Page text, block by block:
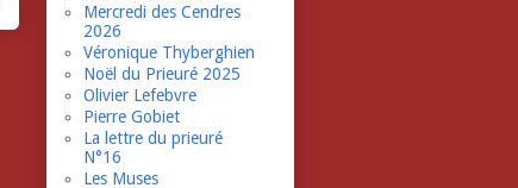
Mercredi des Cendres
2026
Véronique Thyberghien
Noël du Prieuré 2025
Olivier Lefebvre
Pierre Gobiet
La lettre du prieuré
N°16
Les Muses